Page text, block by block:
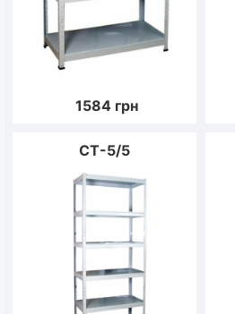
1584 грн
CT-5/5